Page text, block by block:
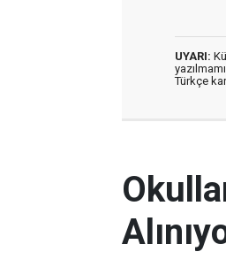
UYARI:
Türkçe